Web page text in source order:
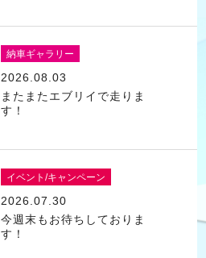
納車ギャラリー
2026.08.03
またまたエブリイで走りま
す！
イベント/キャンペーン
2026.07.30
今週末もお待ちしておりま
す！